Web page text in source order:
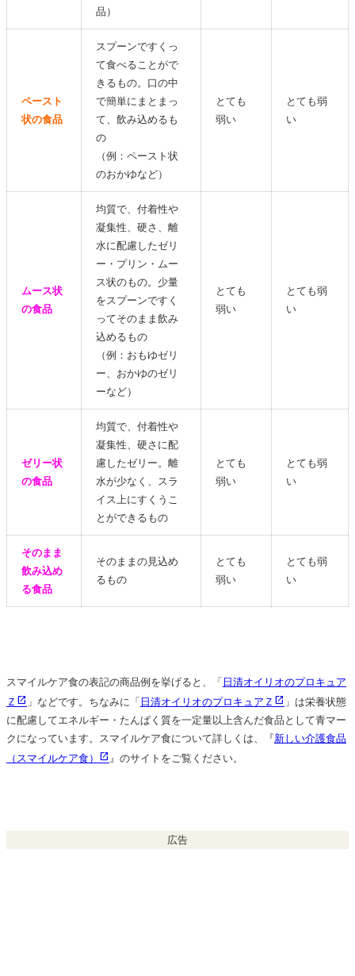
品）
ペースト
状の食品
スプーンですくっ
て食べることがで
きるもの。口の中
で簡単にまとまっ
て、飲み込めるも
の
（例：ペースト状
のおかゆなど）
とても
弱い
とても弱
い
ムース状
の食品
均質で、付着性や
凝集性、硬さ、離
水に配慮したゼリ
ー・プリン・ムー
ス状のもの。少量
をスプーンですく
ってそのまま飲み
込めるもの
（例：おもゆゼリ
ー、おかゆのゼリ
ーなど）
とても
弱い
とても弱
い
ゼリー状
の食品
均質で、付着性や
凝集性、硬さに配
慮したゼリー。離
水が少なく、スラ
イス上にすくうこ
とができるもの
とても
弱い
とても弱
い
そのまま
飲み込め
る食品
そのままの見込め
るもの
とても
弱い
とても弱
い
スマイルケア食の表記の商品例を挙げると、「 日清オイリオのプロキュア
Ｚ
」などです。ちなみに「 日清オイリオのプロキュアＺ
」は栄養状態
に配慮してエネルギー・たんぱく質を一定量以上含んだ食品として青マー
クになっています。スマイルケア食について詳しくは、『新しい介護食品
（スマイルケア食）
』のサイトをご覧ください。
広告